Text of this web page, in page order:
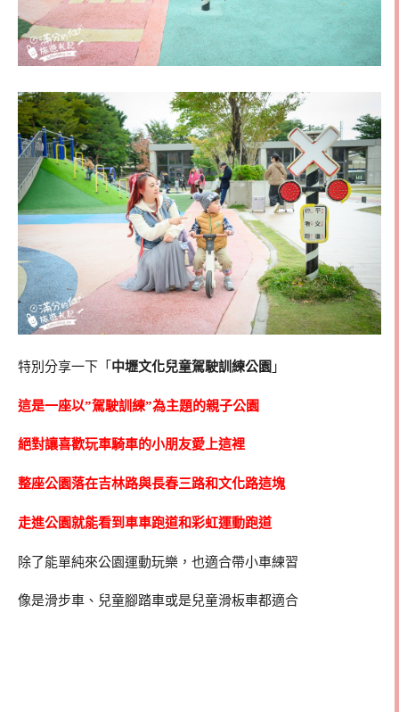
特別分享一下「 中壢文化兒童駕駛訓練公園 」
這是一座以”駕駛訓練”為主題的親子公園
絕對讓喜歡玩車騎車的小朋友愛上這裡
整座公園落在吉林路與長春三路和文化路這塊
走進公園就能看到車車跑道和彩虹運動跑道
除了能單純來公園運動玩樂，也適合帶小車練習
像是滑步車、兒童腳踏車或是兒童滑板車都適合